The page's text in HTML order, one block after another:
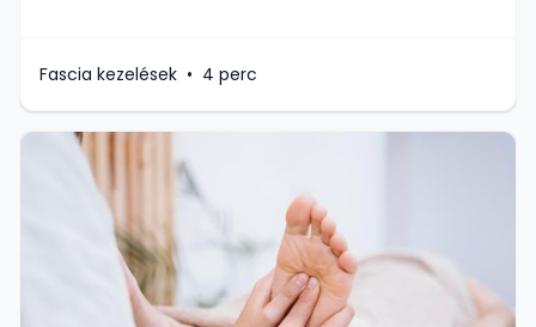
Fascia kezelések • 4 perc